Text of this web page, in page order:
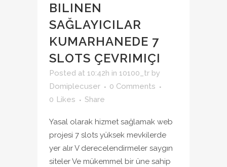
BILINEN
SAĞLAYICILAR
KUMARHANEDE 7
SLOTS ÇEVRIMIÇI
Posted at 10:42h in 10100_tr by
Domiplecuser
0 Comments
0 Likes Share
Yasal olarak hizmet sağlamak web
projesi 7 slots yüksek mevkilerde
yer alır V derecelendirmeler saygın
siteler Ve mükemmel bir üne sahip